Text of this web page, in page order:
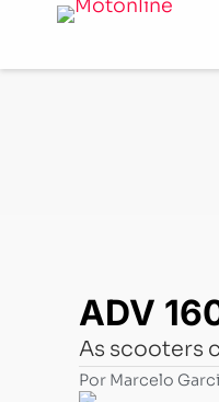
ADV
As scooters
Por Marcelo